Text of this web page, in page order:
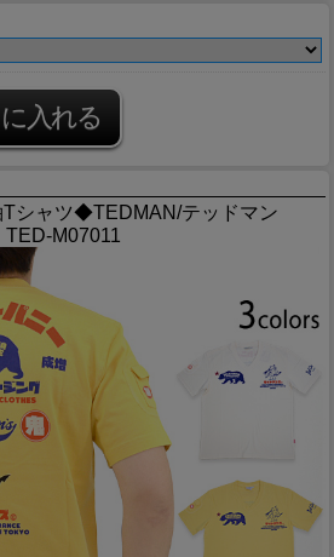
Tシャツ◆TEDMAN/テッドマン
TED-M07011